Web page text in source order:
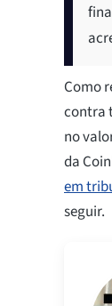
Como
contra
no
da
em
seguir.